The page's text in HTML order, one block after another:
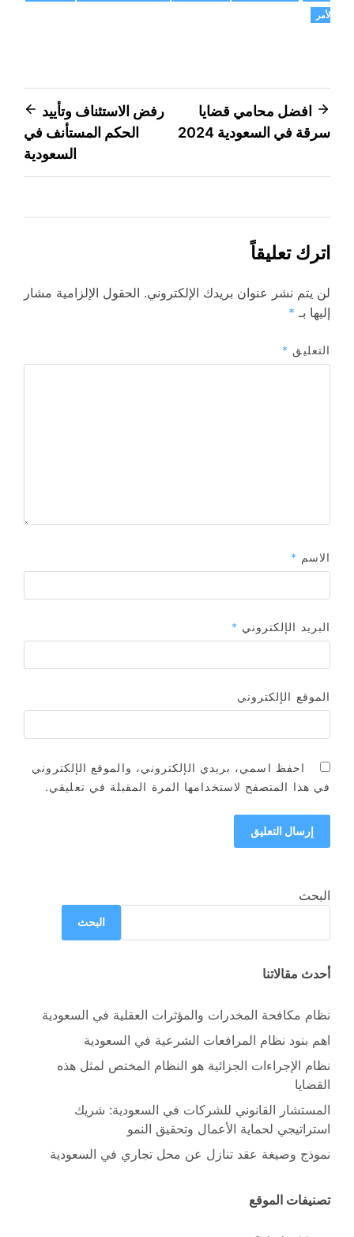
لأمر
تصفّح
المقالات
افضل محامي قضايا
سرقة في السعودية 2024
رفض الاستئناف وتأييد
الحكم المستأنف في
السعودية
اترك تعليقاً
لن يتم نشر عنوان بريدك الإلكتروني. الحقول الإلزامية مشار
إليها بـ *
التعليق *
الاسم *
البريد الإلكتروني *
الموقع الإلكتروني
احفظ اسمي، بريدي الإلكتروني، والموقع الإلكتروني
في هذا المتصفح لاستخدامها المرة المقبلة في تعليقي.
البحث
البحث
أحدث مقالاتنا
نظام مكافحة المخدرات والمؤثرات العقلية في السعودية
اهم بنود نظام المرافعات الشرعية في السعودية
نظام الإجراءات الجزائية هو النظام المختص لمثل هذه
القضايا
المستشار القانوني للشركات في السعودية: شريك
استراتيجي لحماية الأعمال وتحقيق النمو
نموذج وصيغة عقد تنازل عن محل تجاري في السعودية
تصنيفات الموقع